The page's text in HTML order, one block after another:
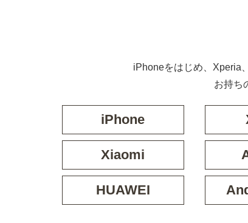
iPhoneをはじめ、Xperia
お持ち
iPhone
Xiaomi
HUAWEI